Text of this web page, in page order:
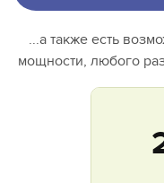
...а также есть
мощности, любого